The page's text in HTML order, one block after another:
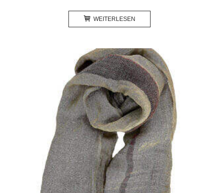
WEITERLESEN